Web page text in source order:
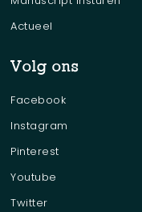
Actueel
Volg ons
Facebook
Instagram
Pinterest
Youtube
Twitter